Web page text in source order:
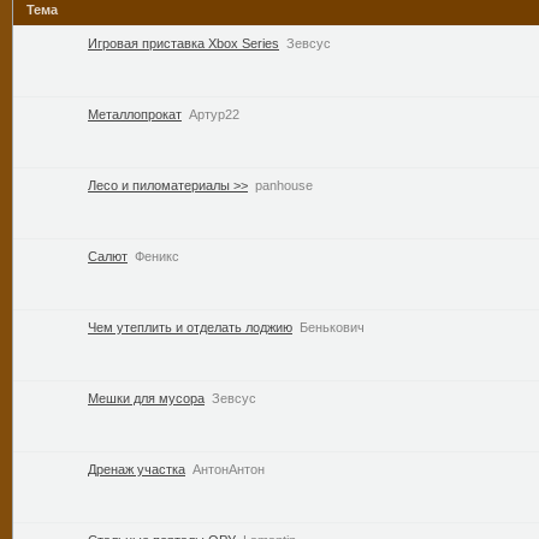
Тема
Игровая приставка Xbox Series Зевсус
Металлопрокат Артур22
Лесо и пиломатериалы >> panhouse
Салют Феникс
Чем утеплить и отделать лоджию Бенькович
Мешки для мусора Зевсус
Дренаж участка АнтонАнтон